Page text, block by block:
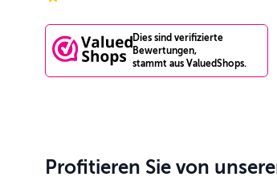
1-star reviews
Dies sind verifizierte
Bewertungen,
stammt aus ValuedShops.
Profitieren Sie von